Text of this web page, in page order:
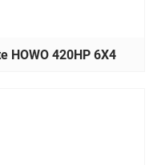
HOWO 420HP 6X4